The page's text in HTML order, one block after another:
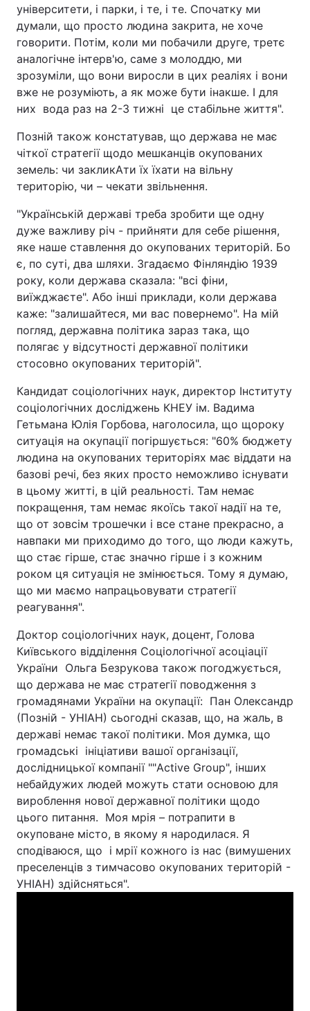
університети, і парки, і те, і те. Спочатку ми
думали, що просто людина закрита, не хоче
говорити. Потім, коли ми побачили друге, третє
аналогічне інтерв'ю, саме з молоддю, ми
зрозуміли, що вони виросли в цих реаліях і вони
вже не розуміють, а як може бути інакше. І для
них вода раз на 2-3 тижні це стабільне життя".
Позній також констатував, що держава не має
чіткої стратегії щодо мешканців окупованих
земель: чи закликАти їх їхати на вільну
територію, чи – чекати звільнення.
"Українській державі треба зробити ще одну
дуже важливу річ - прийняти для себе рішення,
яке наше ставлення до окупованих територій. Бо
є, по суті, два шляхи. Згадаємо Фінляндію 1939
року, коли держава сказала: "всі фіни,
виїжджаєте". Або інші приклади, коли держава
каже: "залишайтеся, ми вас повернемо". На мій
погляд, державна політика зараз така, що
полягає у відсутності державної політики
стосовно окупованих територій".
Кандидат соціологічних наук, директор Інституту
соціологічних досліджень КНЕУ ім. Вадима
Гетьмана Юлія Горбова, наголосила, що щороку
ситуація на окупації погіршується: "60% бюджету
людина на окупованих територіях має віддати на
базові речі, без яких просто неможливо існувати
в цьому житті, в цій реальності. Там немає
покращення, там немає якоїсь такої надії на те,
що от зовсім трошечки і все стане прекрасно, а
навпаки ми приходимо до того, що люди кажуть,
що стає гірше, стає значно гірше і з кожним
роком ця ситуація не змінюється. Тому я думаю,
що ми маємо напрацьовувати стратегії
реагування".
Доктор соціологічних наук, доцент, Голова
Київського відділення Соціологічної асоціації
України Ольга Безрукова також погоджується,
що держава не має стратегії поводження з
громадянами України на окупації: Пан Олександр
(Позній - УНІАН) сьогодні сказав, що, на жаль, в
державі немає такої політики. Моя думка, що
громадські ініціативи вашої організації,
дослідницької компанії ""Active Group", інших
небайдужих людей можуть стати основою для
вироблення нової державної політики щодо
цього питання. Моя мрія – потрапити в
окуповане місто, в якому я народилася. Я
сподіваюся, що і мрії кожного із нас (вимушених
преселенців з тимчасово окупованих територій -
УНІАН) здійсняться".